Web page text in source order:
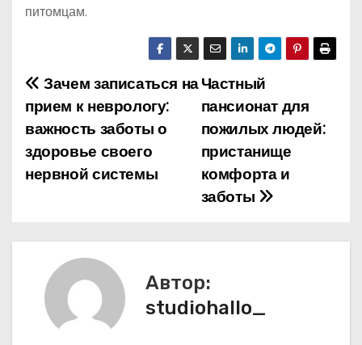
питомцам.
Н
а
в
Частный
пансионат для
пожилых людей:
пристанище
комфорта и
заботы
Зачем записаться на
прием к неврологу:
важность заботы о
здоровье своего
нервной системы
Автор:
studiohallo_